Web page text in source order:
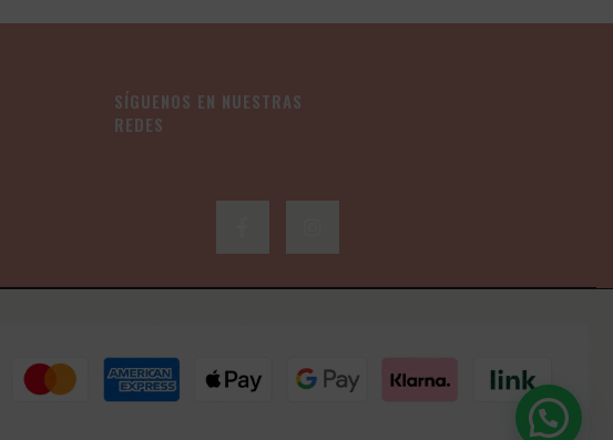
hasta
SÍGUENOS EN NUESTRAS
REDES